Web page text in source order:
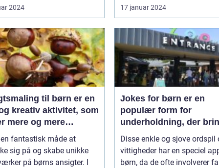
2024 17 januar 2024
til børn er en
kreativ aktivitet, som
mere og mere
blandt både børn
fantastisk måde at
sig på og skabe unikke
på børns ansigter. I
Jokes for børn er en
populær form for
underholdning, der
smil og latter til de
medlemmer af vores
samfund
Disse enkle og sjove ordspil
vittigheder har en speciel
børn, da de ofte involverer